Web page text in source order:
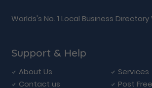
Worlds's No. 1 Local Business
Support & Help
About Us
Services
Contact us
Post